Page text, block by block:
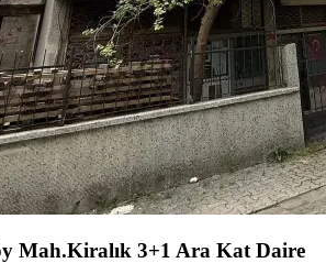
Mah.Kiralık 3+1 Ara Kat Daire